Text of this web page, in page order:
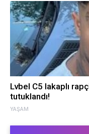
YAŞAM
Lvbel C5 lakaplı
tutuklandı!